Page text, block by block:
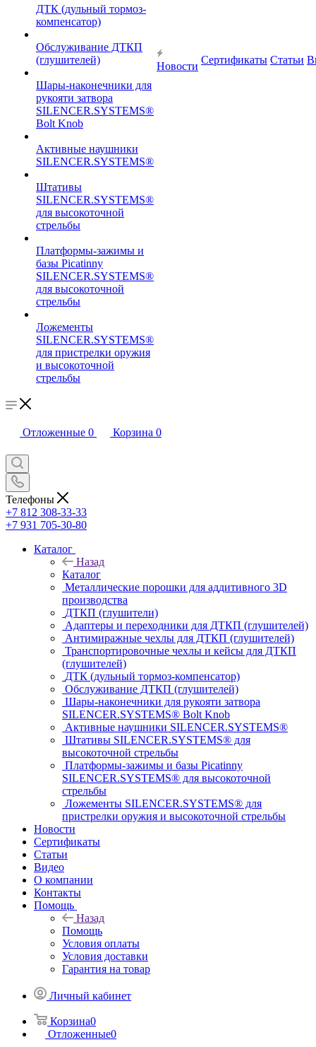
ДТК (дульный тормоз-
компенсатор)
Обслуживание ДТКП
(глушителей)
Шары-наконечники для
рукояти затвора
SILENCER.SYSTEMS®
Bolt Knob
Активные наушники
SILENCER.SYSTEMS®
Штативы
SILENCER.SYSTEMS®
для высокоточной
стрельбы
Платформы-зажимы и
базы Picatinny
SILENCER.SYSTEMS®
для высокоточной
стрельбы
Ложементы
SILENCER.SYSTEMS®
для пристрелки оружия
и высокоточной
стрельбы
Новости
Сертификаты Статьи
Отложенные 0 Корзина 0
Телефоны
+7 812 308-33-33
+7 931 705-30-80
Каталог
Назад
Каталог
Металлические порошки для аддитивного 3D
производства
ДТКП (глушители)
Адаптеры и переходники для ДТКП (глушителей)
Антимиражные чехлы для ДТКП (глушителей)
Транспортировочные чехлы и кейсы для ДТКП
(глушителей)
ДТК (дульный тормоз-компенсатор)
Обслуживание ДТКП (глушителей)
Шары-наконечники для рукояти затвора
SILENCER.SYSTEMS® Bolt Knob
Активные наушники SILENCER.SYSTEMS®
Штативы SILENCER.SYSTEMS® для
высокоточной стрельбы
Платформы-зажимы и базы Picatinny
SILENCER.SYSTEMS® для высокоточной
стрельбы
Ложементы SILENCER.SYSTEMS® для
пристрелки оружия и высокоточной стрельбы
Новости
Сертификаты
Статьи
Видео
О компании
Контакты
Помощь
Назад
Помощь
Условия оплаты
Условия доставки
Гарантия на товар
Личный кабинет
Корзина0
Отложенные0